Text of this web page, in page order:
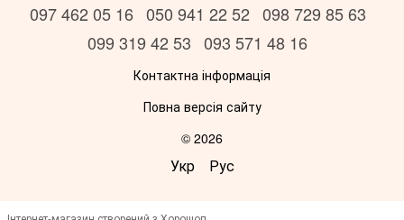
097 462 05 16 050 941 22 52 098 729 85 63
099 319 42 53 093 571 48 16
Контактна інформація
Повна версія сайту
© 2026
Укр Рус